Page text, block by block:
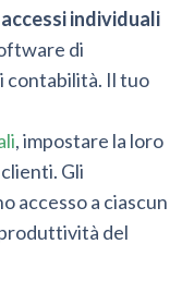
accessi individuali
di
contabilità. Il tuo
, impostare la loro
Gli
accesso a ciascun
del